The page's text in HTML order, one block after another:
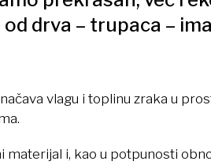
drva – trupaca –
vlagu i toplinu zraka u
materijal i, kao u potpunosti